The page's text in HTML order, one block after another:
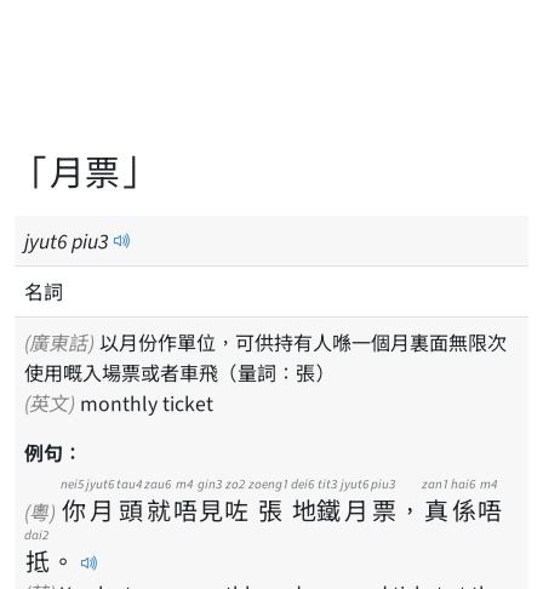
「月票」
jyut6piu3
名詞
(廣東話)
使用嘅入場票或者車飛（量詞：張）
(英文) monthly ticket
例句：
(粵) 你
nei5
月
jyut6
頭
tau4
就
zau6
唔
m4
見
gin3
咗
zo2
張
zoeng1
地
dei6
鐵
tit3
月
jyut6
票
piu3
， 真
zan1
係
hai6
唔
m4
抵
dai2
。